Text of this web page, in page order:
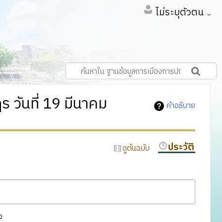
ไม่ระบุตัวตน
คำอธิบาย
วันที่ 19 มีนาคม
ดูต้นฉบับ ประวัติ